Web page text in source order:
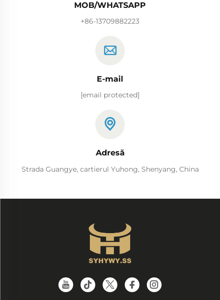
MOB/WHATSAPP
+86-13709882223
E-mail
[email protected]
Adresă
Strada Guangye, cartierul Yuhong, Shenyang, China